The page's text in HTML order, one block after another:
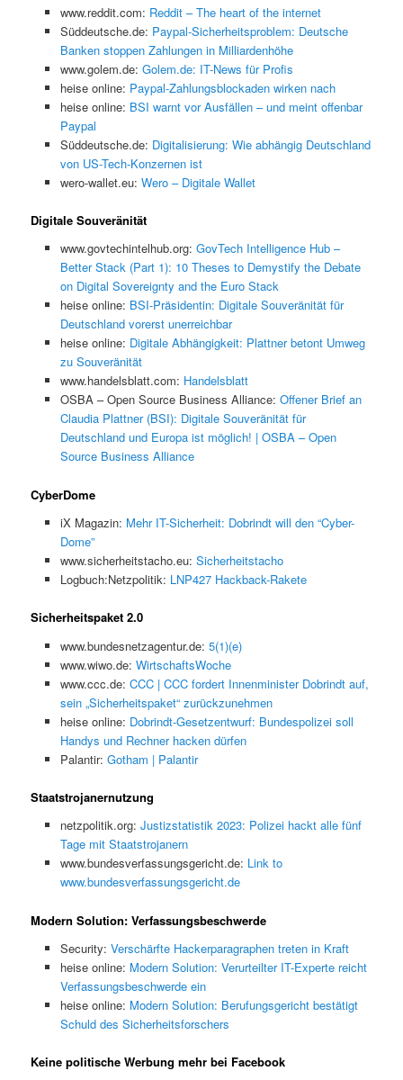
www.reddit.com: Reddit – The heart of the internet
Süddeutsche.de: Paypal-Sicherheitsproblem: Deutsche
Banken stoppen Zahlungen in Milliardenhöhe
www.golem.de: Golem.de: IT-News für Profis
heise online: Paypal-Zahlungsblockaden wirken nach
heise online: BSI warnt vor Ausfällen – und meint offenbar
Paypal
Süddeutsche.de: Digitalisierung: Wie abhängig Deutschland
von US-Tech-Konzernen ist
wero-wallet.eu: Wero – Digitale Wallet
Digitale Souveränität
www.govtechintelhub.org: GovTech Intelligence Hub –
Better Stack (Part 1): 10 Theses to Demystify the Debate
on Digital Sovereignty and the Euro Stack
heise online: BSI-Präsidentin: Digitale Souveränität für
Deutschland vorerst unerreichbar
heise online: Digitale Abhängigkeit: Plattner betont Umweg
zu Souveränität
www.handelsblatt.com: Handelsblatt
OSBA – Open Source Business Alliance: Offener Brief an
Claudia Plattner (BSI): Digitale Souveränität für
Deutschland und Europa ist möglich! | OSBA – Open
Source Business Alliance
CyberDome
iX Magazin: Mehr IT-Sicherheit: Dobrindt will den “Cyber-
Dome”
www.sicherheitstacho.eu: Sicherheitstacho
Logbuch:Netzpolitik: LNP427 Hackback-Rakete
Sicherheitspaket 2.0
www.bundesnetzagentur.de: 5(1)(e)
www.wiwo.de: WirtschaftsWoche
www.ccc.de: CCC | CCC fordert Innenminister Dobrindt auf,
sein „Sicherheitspaket“ zurückzunehmen
heise online: Dobrindt-Gesetzentwurf: Bundespolizei soll
Handys und Rechner hacken dürfen
Palantir: Gotham | Palantir
Staatstrojanernutzung
netzpolitik.org: Justizstatistik 2023: Polizei hackt alle fünf
Tage mit Staatstrojanern
www.bundesverfassungsgericht.de: Link to
www.bundesverfassungsgericht.de
Modern Solution: Verfassungsbeschwerde
Security: Verschärfte Hackerparagraphen treten in Kraft
heise online: Modern Solution: Verurteilter IT-Experte reicht
Verfassungsbeschwerde ein
heise online: Modern Solution: Berufungsgericht bestätigt
Schuld des Sicherheitsforschers
Keine politische Werbung mehr bei Facebook